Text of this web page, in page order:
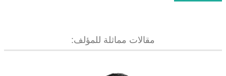
مقالات مماثلة للمؤلف: